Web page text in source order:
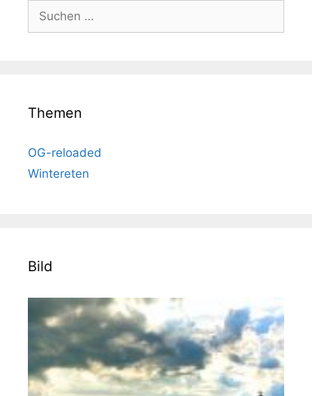
Suche
nach:
Themen
OG-reloaded
Wintereten
Bild